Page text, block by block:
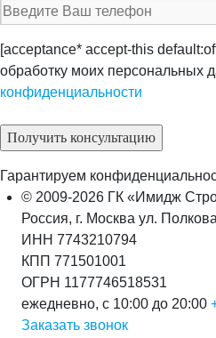
[acceptance* accept-this
обработку моих персональных
конфиденциальности
Гарантируем
© 2009-2026 ГК «Имидж
Россия, г. Москва ул.
ИНН 7743210794
КПП 771501001
ОГРН 1177746518531
ежедневно, с 10:00 до 20:00
Заказать звонок